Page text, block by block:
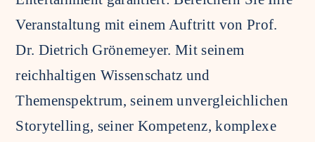
Veranstaltung mit einem Auftritt von Prof.
Dr. Dietrich Grönemeyer. Mit seinem
reichhaltigen Wissenschatz und
Themenspektrum, seinem unvergleichlichen
Storytelling, seiner Kompetenz, komplexe